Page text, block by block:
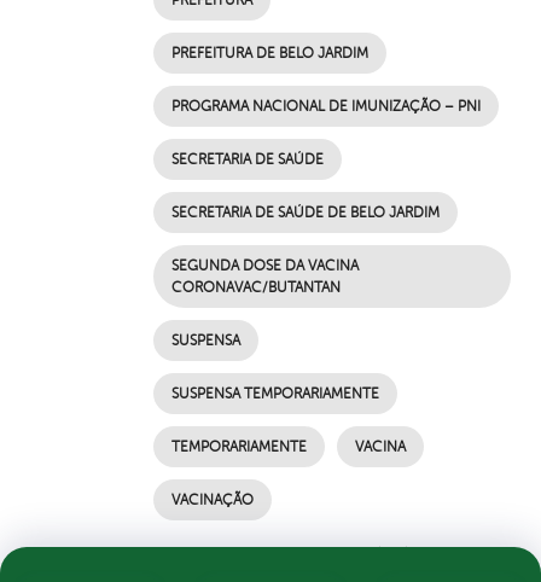
PREFEITURA DE BELO JARDIM
PROGRAMA NACIONAL DE IMUNIZAÇÃO – PNI
SECRETARIA DE SAÚDE
SECRETARIA DE SAÚDE DE BELO JARDIM
SEGUNDA DOSE DA VACINA
CORONAVAC/BUTANTAN
SUSPENSA
SUSPENSA TEMPORARIAMENTE
TEMPORARIAMENTE VACINA
VACINAÇÃO